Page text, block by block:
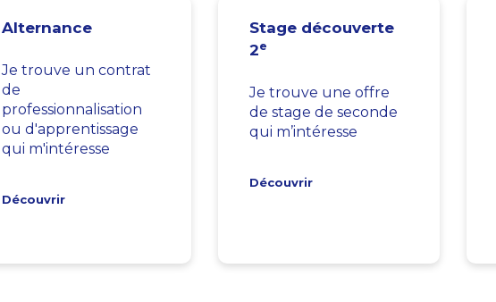
Alternance
Je trouve un contrat
de
professionnalisation
ou d'apprentissage
qui m'intéresse
Découvrir
Stage découverte
2e
Je trouve une offre
de stage de seconde
qui m’intéresse
Découvrir